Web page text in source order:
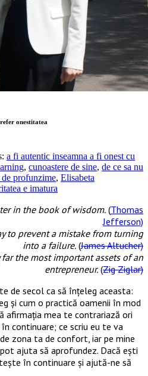
onestitatea
a fi autentic inseamna a fi onest cu
, cunoastere de sine, de ce sa nu
de profunzime, Elisabeta
e imatura
in the book of wisdom. (Thomas
Jefferson)
to prevent a mistake from turning
into a failure. (James Altucher)
the most important assets of an
entrepreneur. (Zig Ziglar)
de secol ca să înțeleg aceasta:
și cum o practică oamenii în mod
afirmația mea te contrariază ori
continuare; ce scriu eu te va
zona ta de confort, iar pe mine
ajuta să aprofundez. Dacă ești
în continuare și ajută-ne să